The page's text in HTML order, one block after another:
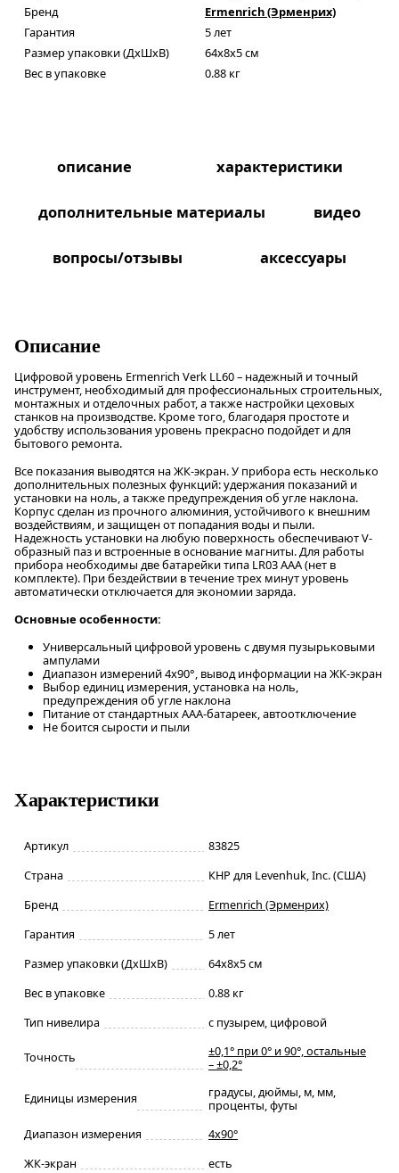
Бренд
Ermenrich (Эрменрих)
Гарантия
5 лет
Размер упаковки (ДxШxВ)
64x8x5 см
Вес в упаковке
0.88 кг
описание характеристики
дополнительные материалы видео
вопросы/отзывы аксессуары
Описание
Цифровой уровень Ermenrich Verk LL60 – надежный и точный
инструмент, необходимый для профессиональных строительных,
монтажных и отделочных работ, а также настройки цеховых
станков на производстве. Кроме того, благодаря простоте и
удобству использования уровень прекрасно подойдет и для
бытового ремонта.
Все показания выводятся на ЖК-экран. У прибора есть несколько
дополнительных полезных функций: удержания показаний и
установки на ноль, а также предупреждения об угле наклона.
Корпус сделан из прочного алюминия, устойчивого к внешним
воздействиям, и защищен от попадания воды и пыли.
Надежность установки на любую поверхность обеспечивают V-
образный паз и встроенные в основание магниты. Для работы
прибора необходимы две батарейки типа LR03 AAA (нет в
комплекте). При бездействии в течение трех минут уровень
автоматически отключается для экономии заряда.
Основные особенности:
Универсальный цифровой уровень с двумя пузырьковыми
ампулами
Диапазон измерений 4x90°, вывод информации на ЖК-экран
Выбор единиц измерения, установка на ноль,
предупреждения об угле наклона
Питание от стандартных ААА-батареек, автоотключение
Не боится сырости и пыли
Характеристики
Артикул
83825
Страна
КНР для Levenhuk, Inc. (США)
Бренд
Ermenrich (Эрменрих)
Гарантия
5 лет
Размер упаковки (ДxШxВ)
64x8x5 см
Вес в упаковке
0.88 кг
Тип нивелира
с пузырем, цифровой
Точность
±0,1° при 0° и 90°, остальные
– ±0,2°
Единицы измерения
градусы, дюймы, м, мм,
проценты, футы
Диапазон измерения
4x90°
ЖК-экран
есть